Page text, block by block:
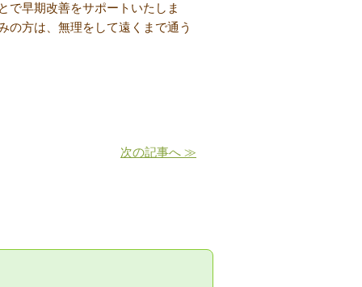
で早期改善をサポートいたしま
の方は、無理をして遠くまで通う
次の記事へ ≫